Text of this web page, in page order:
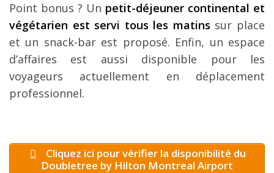
Point bonus ? Un petit-déjeuner continental et
végétarien est servi tous les matins sur place
et un snack-bar est proposé. Enfin, un espace
d’affaires est aussi disponible pour les
voyageurs actuellement en déplacement
professionnel.
Cliquez ici pour vérifier la disponibilité du
Doubletree by Hilton Montreal Airport